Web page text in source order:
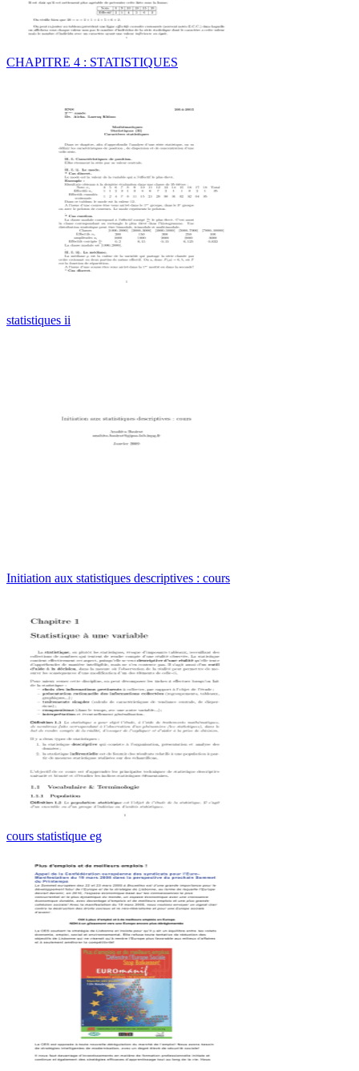
CHAPITRE 4 : STATISTIQUES
statistiques ii
Initiation aux statistiques descriptives : cours
cours statistique eg